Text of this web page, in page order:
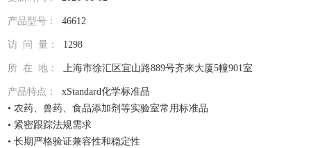
产品型号：46612
访 问 量： 1298
所 在 地：上海市徐汇区宜山路889号齐来大厦5幢901室
产品特点：xStandard化学标准品
• 农药、兽药、食品添加剂等实验室常用标准品
• 紧密跟踪法规需求
• 长期严格验证兼容性和稳定性